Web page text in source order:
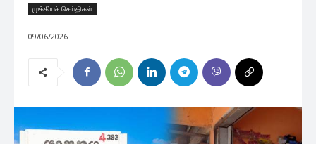
முக்கியச் செய்திகள்
09/06/2026